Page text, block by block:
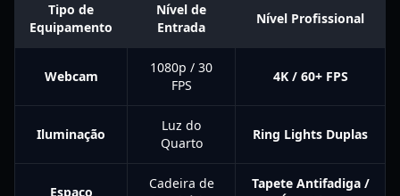
Tipo de
Equipamento
Nível de
Entrada
Nível Profissional
Webcam
1080p / 30
FPS
4K / 60+ FPS
Iluminação
Luz do
Quarto
Ring Lights Duplas
Espaço
Cadeira de
Tapete Antifadiga /